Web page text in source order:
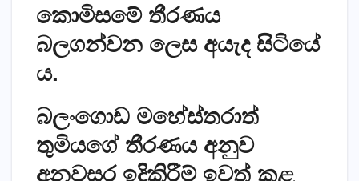
කොමිසමේ තීරණය
බලගන්වන ලෙස අයැද සිටියේ
ය.
බලංගොඩ මහේස්තරාත්
තුමියගේ තීරණය අනුව
අනවසර ඉදිකිරීම් ඉවත් කළ